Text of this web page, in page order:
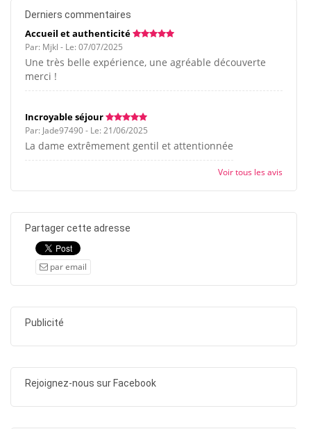
Derniers commentaires
Accueil et authenticité
Par: Mjkl - Le: 07/07/2025
Une très belle expérience, une agréable découverte
merci !
Incroyable séjour
Par: Jade97490 - Le: 21/06/2025
La dame extrêmement gentil et attentionnée
Voir tous les avis
Partager cette adresse
par email
Publicité
Rejoignez-nous sur Facebook